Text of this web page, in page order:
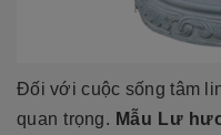
Đối với cuộc sống tâm
quan trọng. Mẫu Lư